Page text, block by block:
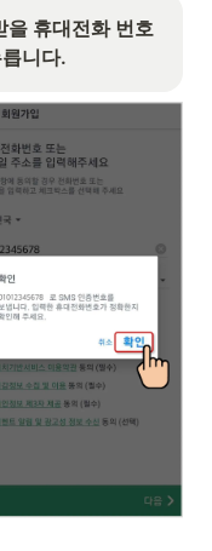
을 휴대전화 번호
니다.